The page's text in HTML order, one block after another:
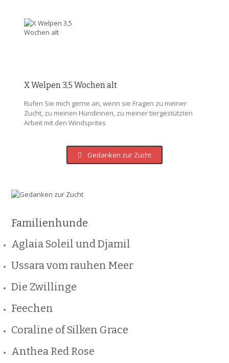
X Welpen 3,5 Wochen alt
Rufen Sie mich gerne an, wenn sie Fragen zu meiner
Zucht, zu meinen Hündinnen, zu meiner tiergestützten
Arbeit mit den Windsprites
Gedanken zur Zucht
Familienhunde
Aglaia Soleil und Djamil
Ussara vom rauhen Meer
Die Zwillinge
Feechen
Coraline of Silken Grace
Anthea Red Rose